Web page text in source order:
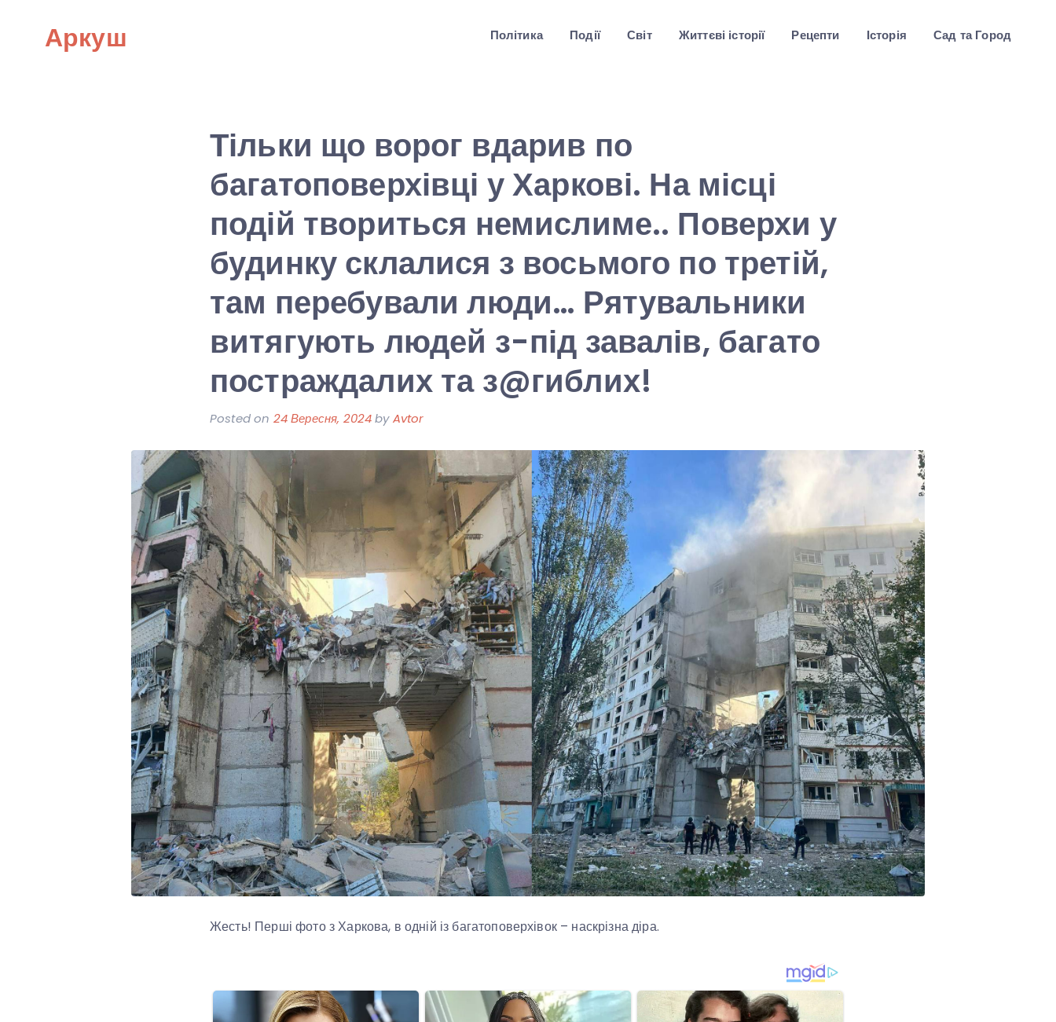
Аркуш Політика Події Світ Життєві історії Рецепти Історія Сад та Город
Тільки що ворог вдарив по
багатоповерхівці у Харкові. На місці
подій твориться немислиме.. Поверхи у
будинку склалися з восьмого по третій,
там перебували люди… Рятувальники
витягують людей з-під завалів, багато
постраждалих та з@гиблих!
Posted on 24 Вересня, 2024byAvtor
Жесть! Перші фото з Харкова, в одній із багатоповерхівок – наскрізна діра.